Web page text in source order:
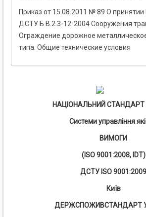
Приказ от 15.08.2011 № 89 О
ДСТУ Б В.2.3-12-2004 Сооружения
Ограждение дорожное
типа. Общие технические условия
НАЦІОНАЛЬНИЙ СТАНДАРТ
Системи управління
ВИМОГИ
(ISO 9001:2008, IDT)
ДСТУ ISO9001:2009
Київ
ДЕРЖСПОЖИВСТАНДАРТ